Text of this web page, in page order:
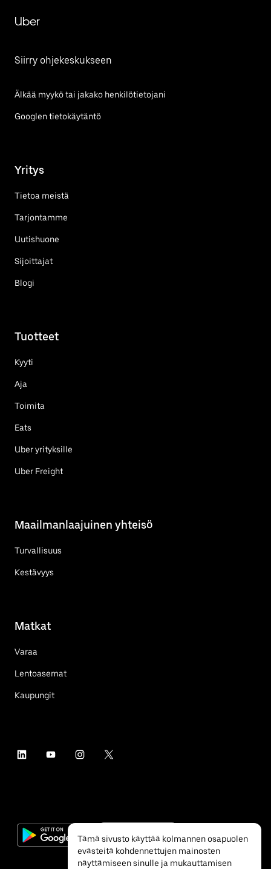
Uber
Siirry ohjekeskukseen
Älkää myykö tai jakako henkilötietojani
Googlen tietokäytäntö
Yritys
Tietoa meistä
Tarjontamme
Uutishuone
Sijoittajat
Blogi
Tuotteet
Kyyti
Aja
Toimita
Eats
Uber yrityksille
Uber Freight
Maailmanlaajuinen yhteisö
Turvallisuus
Kestävyys
Matkat
Varaa
Lentoasemat
Kaupungit
Tämä sivusto käyttää kolmannen osapuolen
evästeitä kohdennettujen mainosten
näyttämiseen sinulle ja mukauttamisen